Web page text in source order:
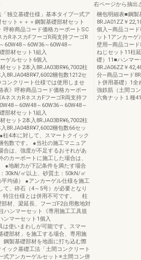
独立基礎仕様」基本タイプ一式ア
ット＋＋＋鋼製基礎部材セット
呼称商品コード価格カーポートSC
RネスカFフーゴR両支持フーゴR
60W48～60W36～60W48～
部材セット1組入
ゲルセット6個入
セット2本入8RJA03BR¥6,7002柱
8RJA04BR¥7,6002梱包数1212セ
コンクリート仕様では使用しませ
表》呼称商品コード価格カーポー
ネスカRネスカFフーゴR両支持フ
～60W48～60W36～60W48～
部材セット1組入
セット2本入8RJA03BR¥6,7002柱
8RJA04BR¥7,6002梱包数66セッ
柱4本に対して、スマートクイック
包数です。 ●当社の施工マニュア
合は、強度が不足するおそれがあ
カーポートに施工した場合は、
●地耐力が下記条件を満たす場合
30kN/㎡以上、砂質土：50kN/㎡
均値） ●アンカーゲル仕様を施工
て、砕石（4～5号）が必要となり
特注仕様とは併用不可です。 柱
材、梁延長、フーゴF2台用敷地対
ハンマーセット《専用施工工具規
ンマーセット1個入
は使いまわしが可能です。スマー
礎部材」を施工する場合、専用施
鋼製基礎部材を地面に打ち込む際
ック基礎工法「土間コンクリート
式アンカーゲルセット※土間コン併
右ページから抽出
梱包明細表■鋼製
8RJA01ZZ￥
個入―商品コード
ット1アンカー
壁用―商品コード
ねじセット11柱
礎）11■ハンマ
8RJA06ZZ￥
分―商品コード
ト併用基礎）1
強鉄筋（土間コ
六角ナット１種